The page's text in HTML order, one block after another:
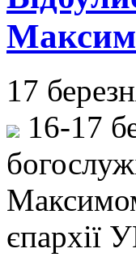
17
16-17
єпархії